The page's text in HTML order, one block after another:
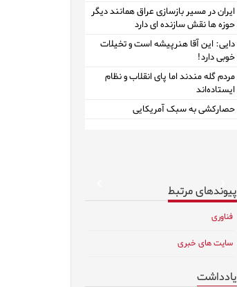
ایران در مسیر بازسازی عراق همانند دیگر
حوزه ها نقش سازنده ای دارد
دایی: این آقا هنرپیشه است و تخیلات
خوبی دارد!
مردم گله مندند اما پای انقلاب و نظام
ایستاده‌اند
حصارکشی به سبک آمریکایی
Next
پیوندهای مرتبط
فناوری
سایت های خبری
یادداشت